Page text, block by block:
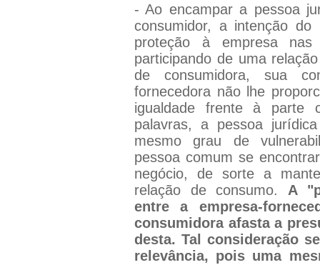
- Ao encampar a pessoa
consumidor, a intenção do
proteção à empresa
participando de uma
de consumidora, sua
fornecedora não lhe
igualdade frente à parte
palavras, a pessoa
mesmo grau de
pessoa comum se
negócio, de sorte a
relação de consumo. A
entre a empresa-
consumidora afasta a
desta. Tal consideração
relevância, pois uma